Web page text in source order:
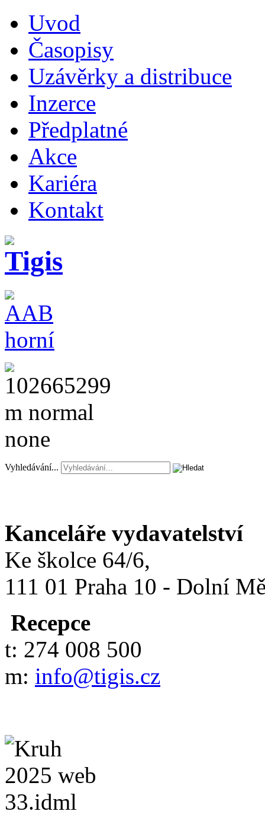
Uvod
Časopisy
Uzávěrky a distribuce
Inzerce
Předplatné
Akce
Kariéra
Kontakt
Vyhledávání...
Kanceláře vydavatelství
Ke školce 64/6,
111 01 Praha 10 - Dolní
Recepce
t: 274 008 500
m: info@tigis.cz